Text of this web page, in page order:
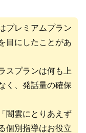
プレミアムプラン
目にしたことがあ
スプランは何も上
く、発話量の確保
闇雲にとりあえず
個別指導はお役立